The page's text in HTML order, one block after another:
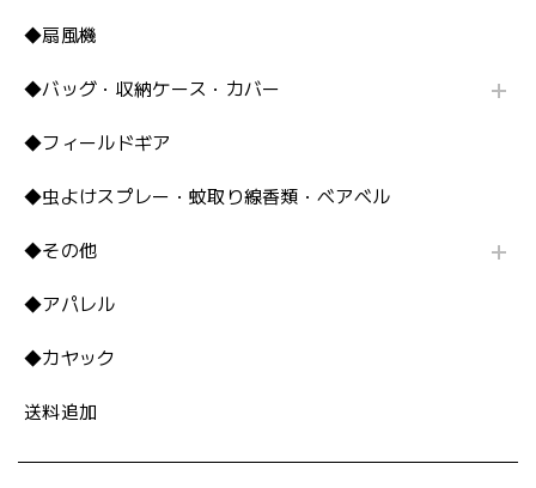
◆扇風機
◆バッグ・収納ケース・カバー
◆フィールドギア
◆虫よけスプレー・蚊取り線香類・ベアベル
◆その他
◆アパレル
◆カヤック
送料追加